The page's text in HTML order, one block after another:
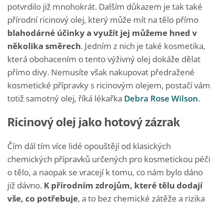
potvrdilo již mnohokrát. Dalším důkazem je tak také
přírodní ricinový olej, který může mít na tělo přímo
blahodárné účinky a využít jej můžeme hned v
několika směrech. Jedním z nich je také kosmetika,
která obohacením o tento výživný olej dokáže dělat
přímo divy. Nemusíte však nakupovat předražené
kosmetické přípravky s ricinovým olejem, postačí vám
totiž samotný olej, říká lékařka Debra Rose Wilson.
Ricinový olej jako hotový zázrak
Čím dál tím více lidé opouštějí od klasických
chemických přípravků určených pro kosmetickou péči
o tělo, a naopak se vracejí k tomu, co nám bylo dáno
již dávno. K přírodním zdrojům, které tělu dodají
vše, co potřebuje, a to bez chemické zátěže a rizika